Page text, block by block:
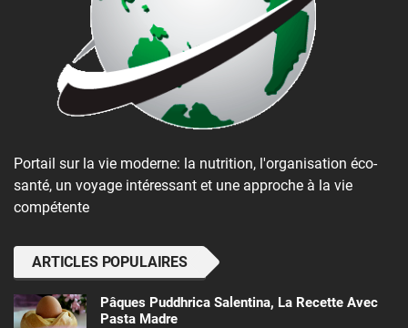
Portail sur la vie moderne: la nutrition, l'organisation éco-
santé, un voyage intéressant et une approche à la vie
compétente
ARTICLES POPULAIRES
Pâques Puddhrica Salentina, La Recette Avec
Pasta Madre